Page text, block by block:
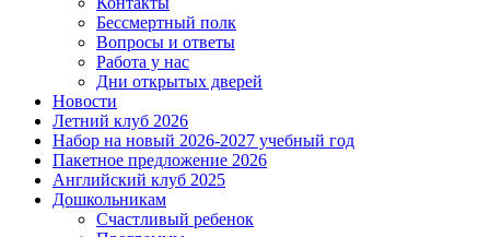
Бессмертный полк
Вопросы и ответы
Работа у нас
Дни открытых дверей
Новости
Летний клуб 2026
Набор на новый 2026-2027 учебный год
Пакетное предложение 2026
Английский клуб 2025
Дошкольникам
Счастливый ребенок